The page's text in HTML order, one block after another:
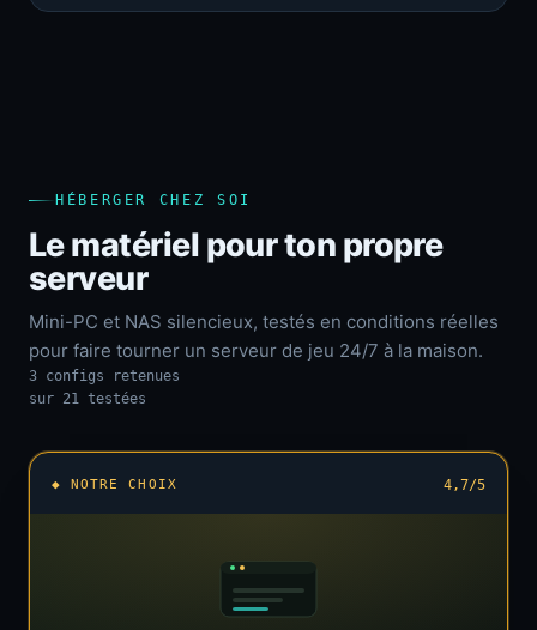
HÉBERGER CHEZ SOI
Le matériel pour ton propre
serveur
Mini-PC et NAS silencieux, testés en conditions réelles
pour faire tourner un serveur de jeu 24/7 à la maison.
3 configs retenues
sur 21 testées
◆ NOTRE CHOIX 4,7/5